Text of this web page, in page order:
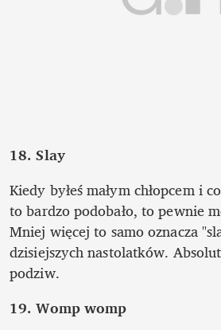
18. Slay
Kiedy byłeś małym chłopcem i
to bardzo podobało, to pewnie
Mniej więcej to samo oznacza
dzisiejszych nastolatków.
podziw.
19. Womp womp